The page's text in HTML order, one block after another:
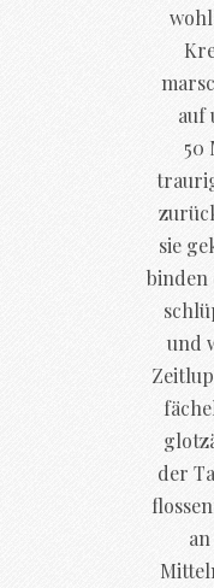
auf
50
sie
binden
und
der